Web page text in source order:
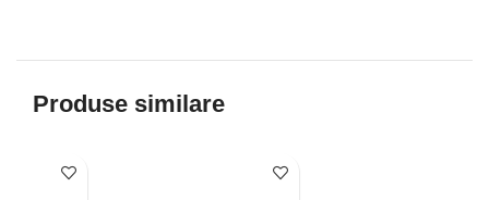
Produse similare